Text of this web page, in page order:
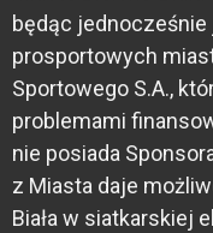
będąc
prosportowych
Sportowego S.A.,
problemami
nie posiada
z Miasta daje
Biała w siatkarskiej